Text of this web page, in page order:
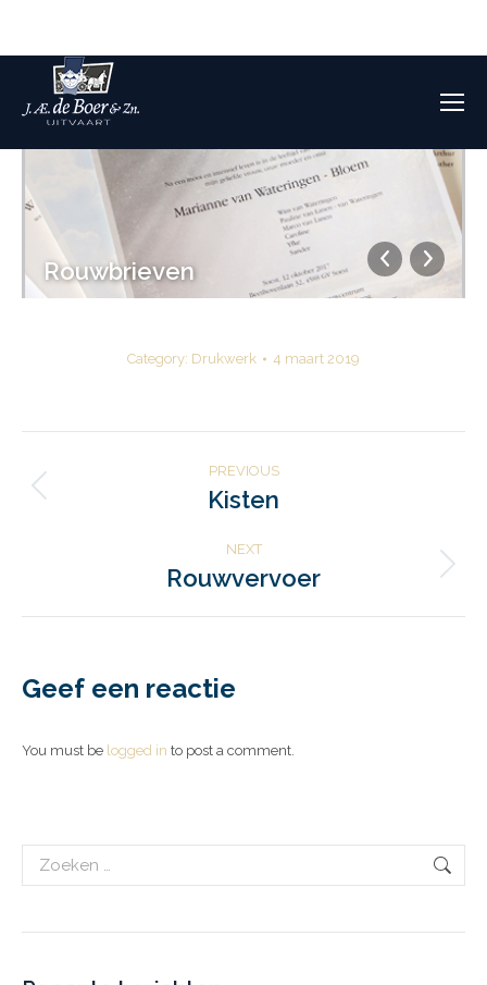
Rouwbrieven
Category: Drukwerk 4 maart 2019
navigation
PREVIOUS
Previous
Kisten
NEXT
Next
Rouwvervoer
Geef een reactie
You must be logged in to post a comment.
Search: